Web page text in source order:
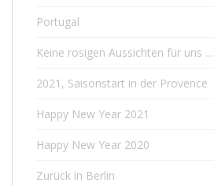
Portugal
Keine rosigen Aussichten für uns …
2021, Saisonstart in der Provence
Happy New Year 2021
Happy New Year 2020
Zurück in Berlin